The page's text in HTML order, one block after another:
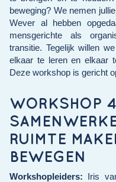
beweging? We nemen
Wever al hebben
mensgerichte als
transitie. Tegelijk willen
elkaar te leren en elkaar
Deze workshop is gericht
WORKSHOP
RUIMTE
BEWEGEN
Workshopleiders: Iris